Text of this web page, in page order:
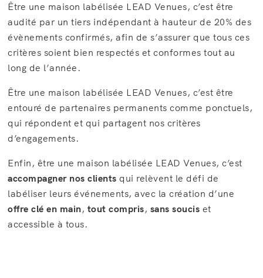
Être une maison labélisée LEAD Venues, c’est être
audité par un tiers indépendant à hauteur de 20% des
évènements confirmés, afin de s’assurer que tous ces
critères soient bien respectés et conformes tout au
long de l’année.
Être une maison labélisée LEAD Venues, c’est être
entouré de partenaires permanents comme ponctuels,
qui répondent et qui partagent nos critères
d’engagements.
Enfin, être une maison labélisée LEAD Venues, c’est
accompagner nos clients qui relèvent le défi de
labéliser leurs événements, avec la création d’une
offre clé en main, tout compris, sans soucis et
accessible à tous.